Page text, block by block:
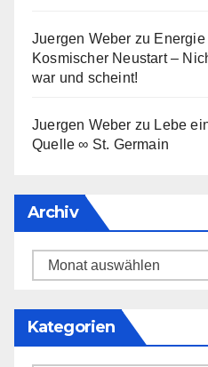
Juergen Weber zu
Kosmischer Neustart –
war und scheint!
Juergen Weber zu Lebe
Quelle ∞ St. Germain
Archiv
Archiv
Kategorien